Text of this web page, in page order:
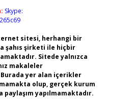
Skype:
sitesi, herhangi bir
şahıs şirketi ile hiçbir
Sitede yalnızca
makaleler
Burada yer alan içerikler
olup, gerçek kurum
paylaşım yapılmamaktadır.